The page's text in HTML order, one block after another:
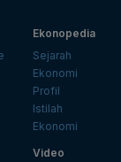
Ekonopedia
Sejarah
Ekonomi
Profil
Istilah
Ekonomi
Video